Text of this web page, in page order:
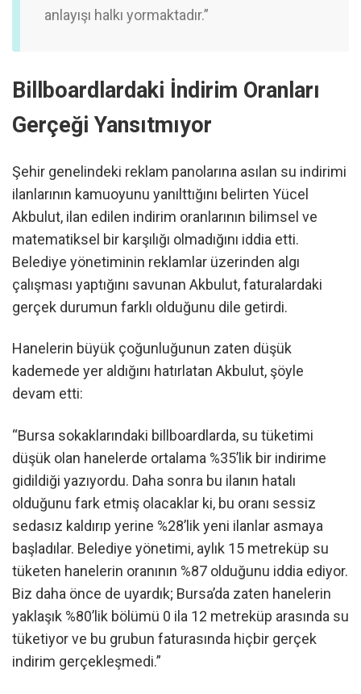
anlayışı halkı yormaktadır.”
Billboardlardaki İndirim Oranları
Gerçeği Yansıtmıyor
Şehir genelindeki reklam panolarına asılan su indirimi
ilanlarının kamuoyunu yanılttığını belirten Yücel
Akbulut, ilan edilen indirim oranlarının bilimsel ve
matematiksel bir karşılığı olmadığını iddia etti.
Belediye yönetiminin reklamlar üzerinden algı
çalışması yaptığını savunan Akbulut, faturalardaki
gerçek durumun farklı olduğunu dile getirdi.
Hanelerin büyük çoğunluğunun zaten düşük
kademede yer aldığını hatırlatan Akbulut, şöyle
devam etti:
“Bursa sokaklarındaki billboardlarda, su tüketimi
düşük olan hanelerde ortalama %35’lik bir indirime
gidildiği yazıyordu. Daha sonra bu ilanın hatalı
olduğunu fark etmiş olacaklar ki, bu oranı sessiz
sedasız kaldırıp yerine %28’lik yeni ilanlar asmaya
başladılar. Belediye yönetimi, aylık 15 metreküp su
tüketen hanelerin oranının %87 olduğunu iddia ediyor.
Biz daha önce de uyardık; Bursa’da zaten hanelerin
yaklaşık %80’lik bölümü 0 ila 12 metreküp arasında su
tüketiyor ve bu grubun faturasında hiçbir gerçek
indirim gerçekleşmedi.”